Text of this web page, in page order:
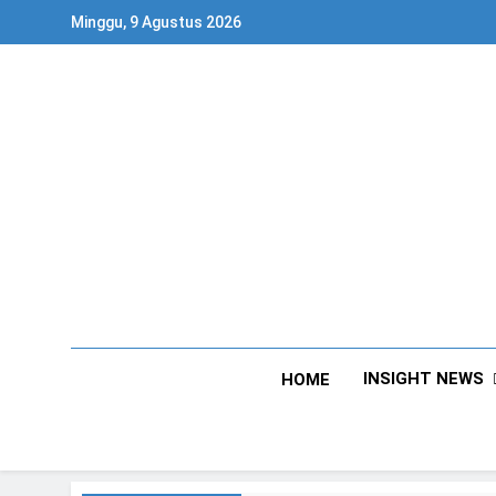
Minggu, 9 Agustus 2026
HOME INSIGHT NEWS